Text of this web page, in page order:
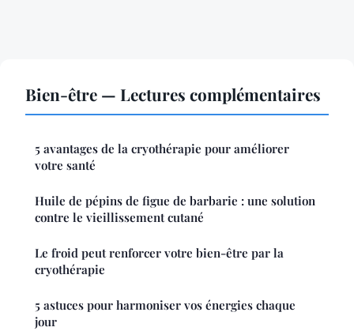
Bien-être — Lectures complémentaires
5 avantages de la cryothérapie pour améliorer
votre santé
Huile de pépins de figue de barbarie : une solution
contre le vieillissement cutané
Le froid peut renforcer votre bien-être par la
cryothérapie
5 astuces pour harmoniser vos énergies chaque
jour